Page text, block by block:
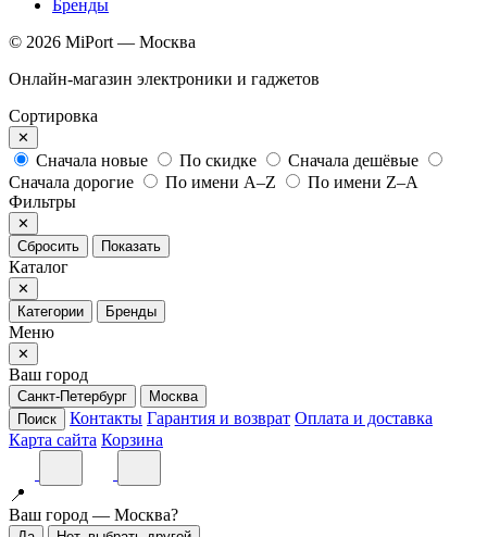
Бренды
© 2026 MiPort — Москва
Онлайн-магазин электроники и гаджетов
Сортировка
✕
Сначала новые По скидке
Сначала дешёвые
Сначала дорогие
По имени A–Z
По имени Z–A
Фильтры
✕
Сбросить
Показать
Каталог
✕
Категории
Бренды
Меню
✕
Ваш город
Санкт-Петербург
Москва
Поиск
Контакты Гарантия и возврат Оплата и доставка
Карта сайта Корзина
📍
Ваш город — Москва?